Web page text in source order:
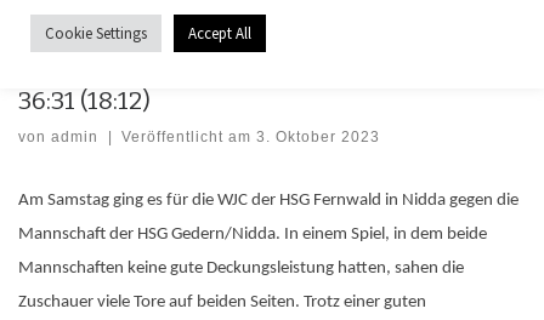
WJC
36:31 (18:12)
von admin Veröffentlicht am3. Oktober 2023
Am Samstag ging es für die WJC der HSG Fernwald in Nidda gegen die
Mannschaft der HSG Gedern/Nidda. In einem Spiel, in dem beide
Mannschaften keine gute Deckungsleistung hatten, sahen die
Zuschauer viele Tore auf beiden Seiten. Trotz einer guten
Cookie Settings Accept All